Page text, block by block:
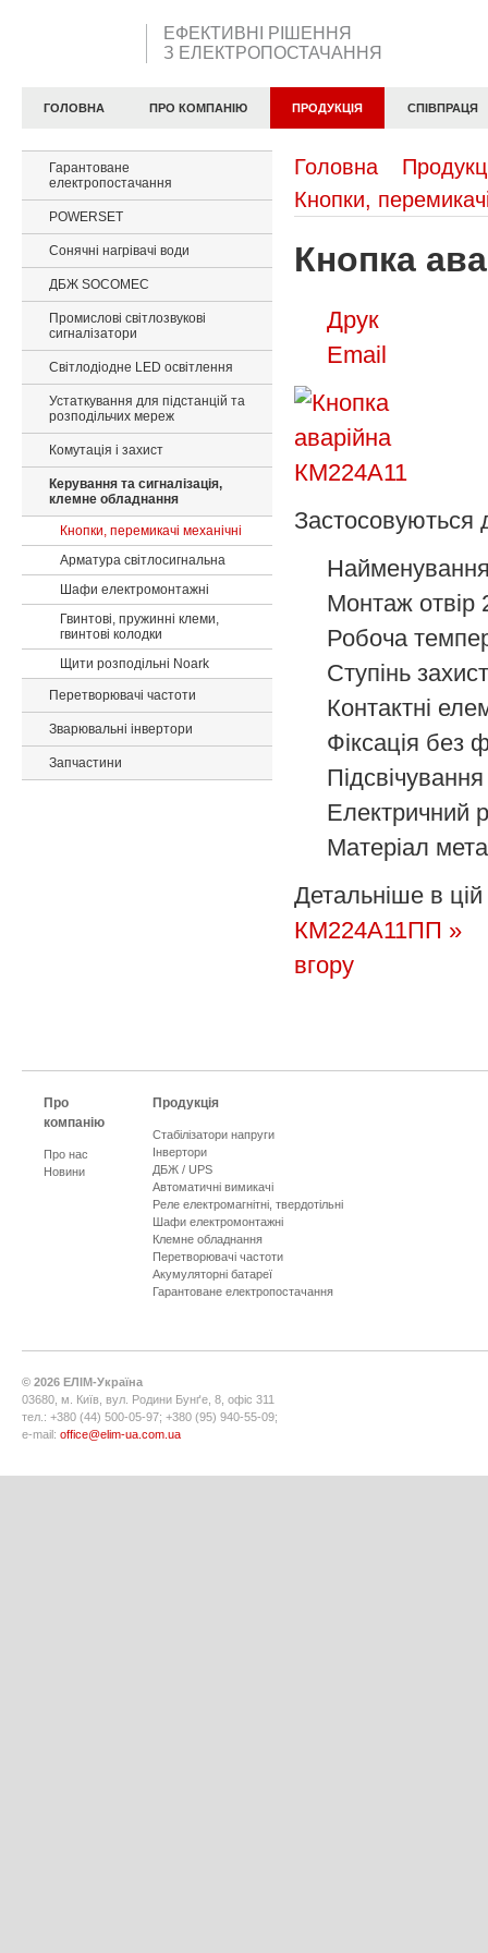
ЕФЕКТИВНІ РІШЕННЯ
З ЕЛЕКТРОПОСТАЧАННЯ
ГОЛОВНА ПРО КОМПАНІЮ ПРОДУКЦІЯ СПІВПРАЦЯ
Головна
Кнопки,
Кнопка
Друк
Email
Застосовуються
Монтаж
Робоча
Ступінь
Контактні
Фіксація без
Підсвічування
Електричний
Матеріал
Детальніше в цій
КМ224А11ПП »
вгору
Гарантоване
електропостачання
POWERSET
Сонячні нагрівачі води
ДБЖ SOCOMEC
Промислові світлозвукові
сигналізатори
Світлодіодне LED освітлення
Устаткування для підстанцій та
розподільчих мереж
Комутація і захист
Керування та сигналізація,
клемне обладнання
Кнопки, перемикачі механічні
Арматура світлосигнальна
Шафи електромонтажні
Гвинтові, пружинні клеми,
гвинтові колодки
Щити розподільні Noark
Перетворювачі частоти
Зварювальні інвертори
Запчастини
Про
компанію
Про нас
Новини
Продукція
Стабілізатори напруги
Інвертори
ДБЖ / UPS
Автоматичні вимикачі
Реле електромагнітні, твердотільні
Шафи електромонтажні
Клемне обладнання
Перетворювачі частоти
Акумуляторні батареї
Гарантоване електропостачання
© 2026 ЕЛІМ-Україна
03680, м. Київ, вул. Родини Бунґе, 8, офіс 311
тел.: +380 (44) 500-05-97; +380 (95) 940-55-09;
e-mail: office@elim-ua.com.ua